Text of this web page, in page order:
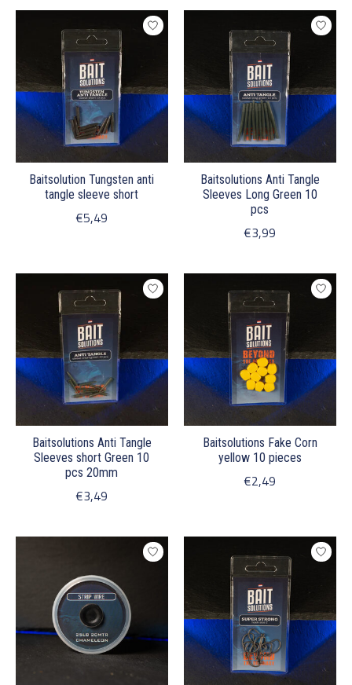
Baitsolution Tungsten anti
tangle sleeve short
€5,49
Baitsolutions Anti Tangle
Sleeves Long Green 10
pcs
€3,99
Baitsolutions Anti Tangle
Sleeves short Green 10
pcs 20mm
€3,49
Baitsolutions Fake Corn
yellow 10 pieces
€2,49